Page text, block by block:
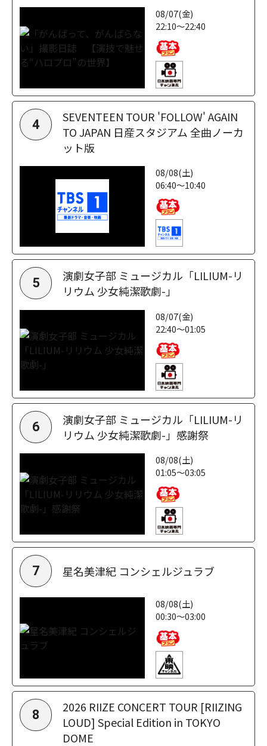
08/07(金)
22:10～22:40
4
SEVENTEEN TOUR 'FOLLOW' AGAIN
TO JAPAN 日産スタジアム 全曲ノーカ
ット版
08/08(土)
06:40～10:40
5
演劇女子部 ミュージカル「LILIUM-リ
リウム 少女純潔歌劇-」
08/07(金)
22:40～01:05
6
演劇女子部 ミュージカル「LILIUM-リ
リウム 少女純潔歌劇-」感謝祭
08/08(土)
01:05～03:05
7 星名美津紀 コンシェルジュラブ
08/08(土)
00:30～03:00
8
2026 RIIZE CONCERT TOUR [RIIZING
LOUD] Special Edition in TOKYO
DOME